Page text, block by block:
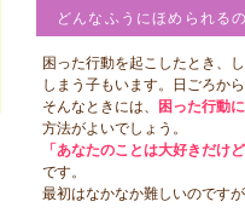
どんなふうにほめられる
困った行動を起こしたとき、
しまう子もいます。日ごろか
そんなときには、
困った行動
方法がよいでしょう。
「あなたのことは大好きだけ
です。
最初はなかなか難しいのです